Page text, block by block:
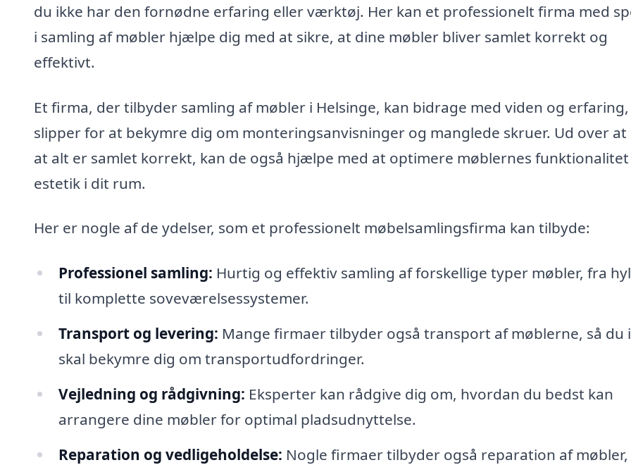
du ikke har den fornødne erfaring eller værktøj. Her kan et professionelt firma med
i samling af møbler hjælpe dig med at sikre, at dine møbler bliver samlet korrekt og
effektivt.
Et firma, der tilbyder samling af møbler i Helsinge, kan bidrage med viden og
slipper for at bekymre dig om monteringsanvisninger og manglede skruer. Ud over at
at alt er samlet korrekt, kan de også hjælpe med at optimere møblernes
estetik i dit rum.
Her er nogle af de ydelser, som et professionelt møbelsamlingsfirma kan tilbyde:
Professionel samling: Hurtig og effektiv samling af forskellige typer møbler, fra
til komplette soveværelsessystemer.
Transport og levering: Mange firmaer tilbyder også transport af møblerne, så du
skal bekymre dig om transportudfordringer.
Vejledning og rådgivning: Eksperter kan rådgive dig om, hvordan du bedst kan
arrangere dine møbler for optimal pladsudnyttelse.
Reparation og vedligeholdelse: Nogle firmaer tilbyder også reparation af møbler,